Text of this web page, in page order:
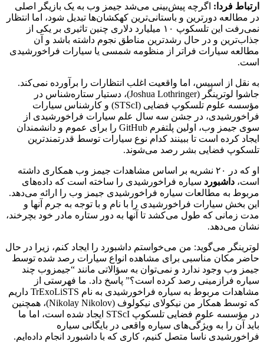
ارتباط فردا: اگرچه پیش‌بینی می‌شد جیمز وب به یک بازیگر اصلی
در مطالعه دورترین و باستانی‌ترین کهکشان‌ها تبدیل شود، اما انتظار
نمی‌رفت این تلسکوپ ۱۰ میلیارد دلاری چنین تاثیری بر یکی از
جذاب‌ترین و در حال رشدترین مناطق نجوم داشته باشد و آن
مطالعه سیارات فراتر از منظومه شمسی یا سیارات فراخورشیدی
است.
به نقل از اسپیس، اما واقعیت اغلب انتظارات را برآورده نمی‌کند.
جاشوا لوترینگر (Joshua Lothringer)، دستیار ستاره‌شناس در
مؤسسه علوم تلسکوپ فضایی (STScI) و کارشناس سیارات
فراخورشیدی، در جشن سه سال علم سیارات فراخورشیدی از
سوی جیمز وب، اولین پلتفرم GitHub را برای عموم و دانشمندان
ایجاد کرده است تا ببینند کدام نوع سیارات توسط قدرتمندترین
تلسکوپ فضایی بشر رصد می‌شوند.
او که در ۲۰ نشریه بر اساس مشاهدات جیمز وب همکاری داشته
است، داشبورد سیاره فراخورشیدی را ساخته است که داده‌های
مربوط به مطالعات سیاره فراخورشیدی جیمز وب را ارائه می‌دهد.
این بخش سیارات فراخورشیدی را با نام و با توجه به جرم آنها و
مدت زمانی که طول می‌کشد تا آنها به دور ستاره مادر خود بچرخند،
نشان می‌دهد.
لوترینگر می‌گوید: من می‌خواستم داشبورد را ایجاد کنم، زیرا در حال
حاضر مکان مناسبی برای مشاهده انواع سیارات رصد شده توسط
جیمز وب وجود ندارد و نمی‌توان به سؤالاتی مانند “جیمزوب چند
سیاره فرازمینی رصد کرده است؟” پاسخ داد. ما فهرستی از
مشاهدات مربوط به سیاره فراخورشیدی به نام TrExoLiSTS داریم
که توسط همکار من نیکولای نیکولوف (Nikolay Nikolov)، همچنین
در مؤسسه علوم فضایی تلسکوپ STScI ایجاد شده است، اما ما
باید آن را به ویژگی‌های سیاره واقعی در بایگانی سیاره
فراخورشیدی ناسا متصل کنیم، کاری که با داشبورد انجام داده‌ایم.